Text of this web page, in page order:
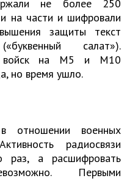
не более 250
на части и шифровали
защиты текст
салат»).
войск на М5 и М10
но время ушло.
отношении военных
радиосвязи
раз, а расшифровать
Первыми